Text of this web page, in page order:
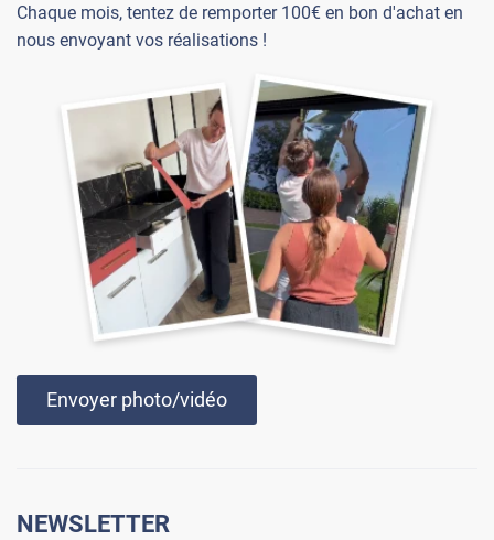
Chaque mois, tentez de remporter 100€ en bon d'achat en
nous envoyant vos réalisations !
Envoyer photo/vidéo
NEWSLETTER